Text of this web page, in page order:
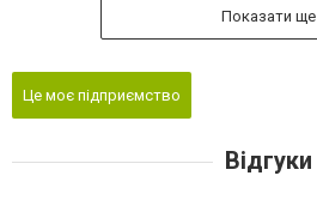
Показати ще
Це моє підприємство
Відгуки